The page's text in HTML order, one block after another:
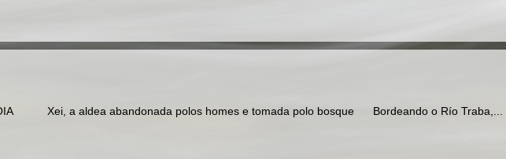
Xei, a aldea abandonada polos homes e tomada polo bosque Bordeando o Río Traba,...